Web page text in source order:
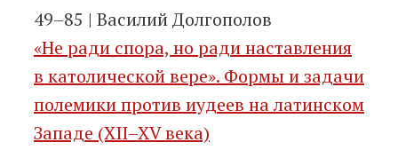
49–85 | Василий Долгополов
«Не ради спора, но ради наставления
в католической вере». Формы и задачи
полемики против иудеев на латинском
Западе (XII–XV века)